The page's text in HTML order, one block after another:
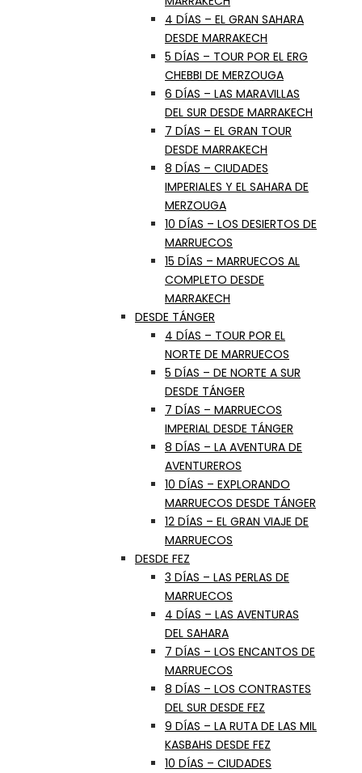
4 DÍAS – EL GRAN SAHARA
DESDE MARRAKECH
5 DÍAS – TOUR POR EL ERG
CHEBBI DE MERZOUGA
6 DÍAS – LAS MARAVILLAS
DEL SUR DESDE MARRAKECH
7 DÍAS – EL GRAN TOUR
DESDE MARRAKECH
8 DÍAS – CIUDADES
IMPERIALES Y EL SAHARA DE
MERZOUGA
10 DÍAS – LOS DESIERTOS DE
MARRUECOS
15 DÍAS – MARRUECOS AL
COMPLETO DESDE
MARRAKECH
DESDE TÁNGER
4 DÍAS – TOUR POR EL
NORTE DE MARRUECOS
5 DÍAS – DE NORTE A SUR
DESDE TÁNGER
7 DÍAS – MARRUECOS
IMPERIAL DESDE TÁNGER
8 DÍAS – LA AVENTURA DE
AVENTUREROS
10 DÍAS – EXPLORANDO
MARRUECOS DESDE TÁNGER
12 DÍAS – EL GRAN VIAJE DE
MARRUECOS
DESDE FEZ
3 DÍAS – LAS PERLAS DE
MARRUECOS
4 DÍAS – LAS AVENTURAS
DEL SAHARA
7 DÍAS – LOS ENCANTOS DE
MARRUECOS
8 DÍAS – LOS CONTRASTES
DEL SUR DESDE FEZ
9 DÍAS – LA RUTA DE LAS MIL
KASBAHS DESDE FEZ
10 DÍAS – CIUDADES